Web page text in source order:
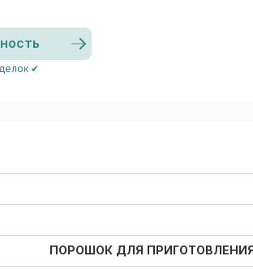
✔
ПОРОШОК ДЛЯ